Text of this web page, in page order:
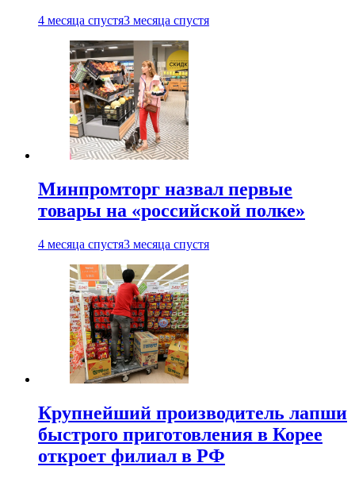
4 месяца спустя3 месяца спустя
Минпромторг назвал первые
товары на «российской полке»
4 месяца спустя3 месяца спустя
Крупнейший производитель лапши
быстрого приготовления в Корее
откроет филиал в РФ